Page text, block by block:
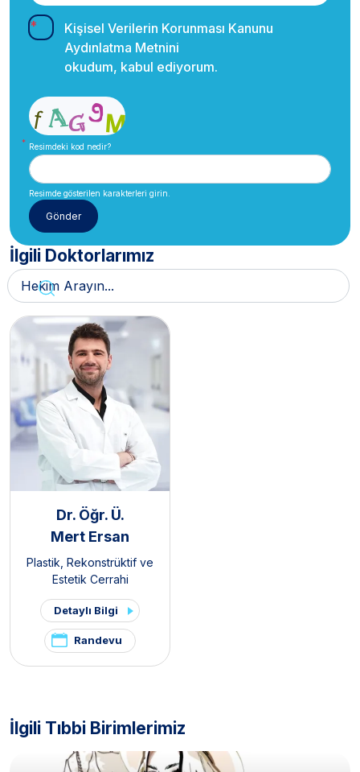
Kişisel Verilerin Korunması Kanunu
Aydınlatma Metnini
okudum, kabul ediyorum.
Resimdeki kod nedir?
Resimde gösterilen karakterleri girin.
İlgili Doktorlarımız
Dr. Öğr. Ü.
Mert Ersan
Plastik, Rekonstrüktif ve
Estetik Cerrahi
Detaylı Bilgi
Randevu
İlgili Tıbbi Birimlerimiz